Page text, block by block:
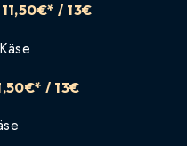
11,50€* / 13€
/ 13€